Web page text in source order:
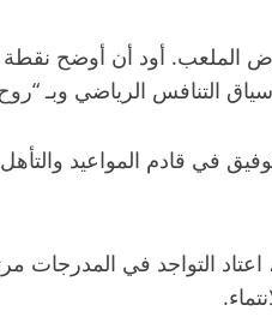
الملعب. أود أن أوضح
التنافس الرياضي وبـ
في قادم المواعيد
اعتاد التواجد في